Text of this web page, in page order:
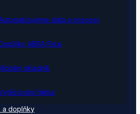
data a procesy
ABRA Flexi
skladník
faktur
a doplňky